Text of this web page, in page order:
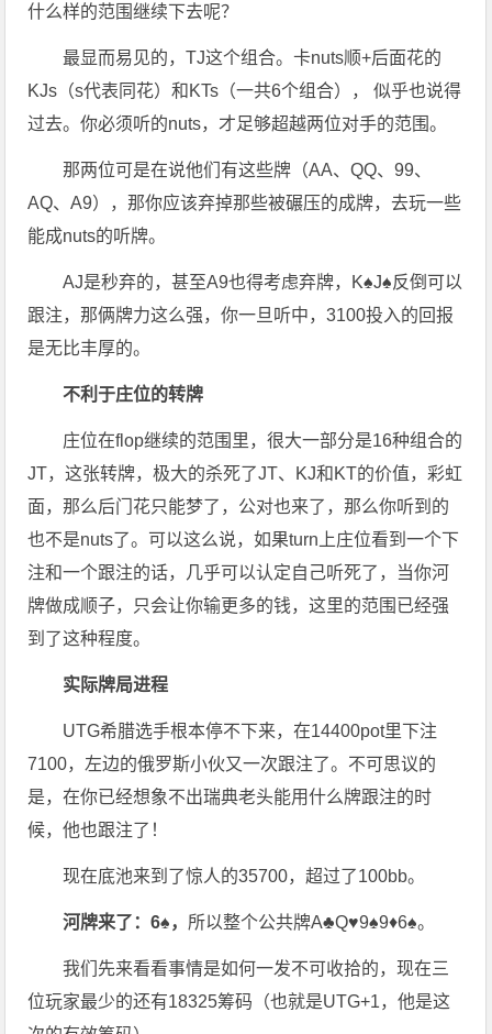
什么样的范围继续下去呢？
最显而易见的，TJ这个组合。卡nuts顺+后面花的
KJs（s代表同花）和KTs（一共6个组合）， 似乎也说得
过去。你必须听的nuts，才足够超越两位对手的范围。
那两位可是在说他们有这些牌（AA、QQ、99、
AQ、A9），那你应该弃掉那些被碾压的成牌，去玩一些
能成nuts的听牌。
AJ是秒弃的，甚至A9也得考虑弃牌，K♠J♠反倒可以
跟注，那俩牌力这么强，你一旦听中，3100投入的回报
是无比丰厚的。
不利于庄位的转牌
庄位在flop继续的范围里，很大一部分是16种组合的
JT，这张转牌，极大的杀死了JT、KJ和KT的价值，彩虹
面，那么后门花只能梦了，公对也来了，那么你听到的
也不是nuts了。可以这么说，如果turn上庄位看到一个下
注和一个跟注的话，几乎可以认定自己听死了，当你河
牌做成顺子，只会让你输更多的钱，这里的范围已经强
到了这种程度。
实际牌局进程
UTG希腊选手根本停不下来，在14400pot里下注
7100，左边的俄罗斯小伙又一次跟注了。不可思议的
是，在你已经想象不出瑞典老头能用什么牌跟注的时
候，他也跟注了！
现在底池来到了惊人的35700，超过了100bb。
河牌来了：6♠， 所以整个公共牌A♣Q♥9♠9♦6♠。
我们先来看看事情是如何一发不可收拾的，现在三
位玩家最少的还有18325筹码（也就是UTG+1，他是这